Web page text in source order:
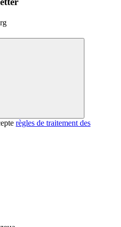
règles de traitement des